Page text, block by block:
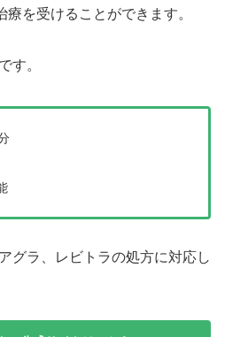
療を受けることができます。
す。
グラ、レビトラの処方に対応し